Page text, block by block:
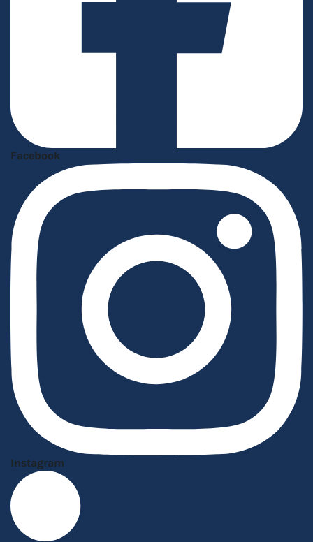
Facebook
Instagram